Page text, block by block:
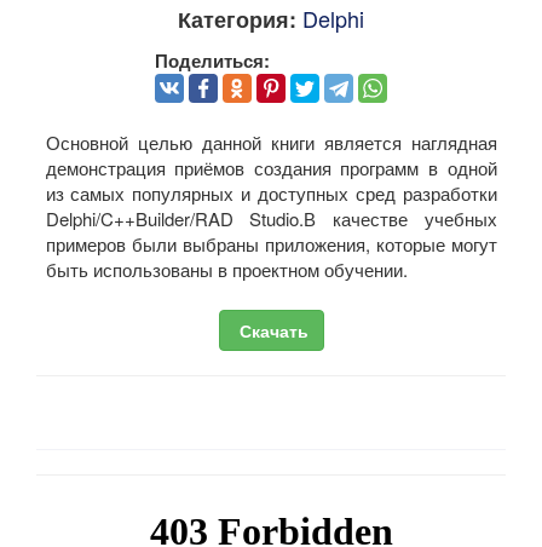
Категория: Delphi
Поделиться:
Основной целью данной книги является наглядная
демонстрация приёмов создания программ в одной
из самых популярных и доступных сред разработки
Delphi/C++Builder/RAD Studio.В качестве учебных
примеров были выбраны приложения, которые могут
быть использованы в проектном обучении.
Скачать